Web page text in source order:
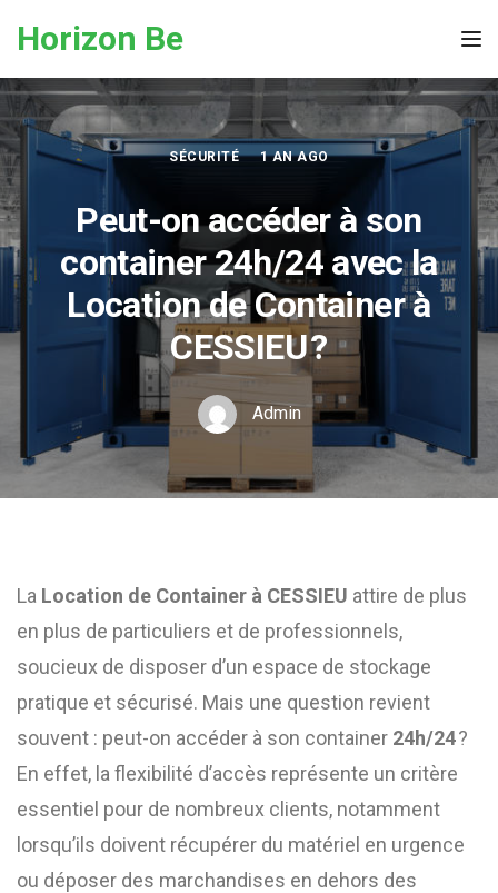
Horizon Be
SÉCURITÉ 1 AN AGO
Peut-on accéder à son
container 24h/24 avec la
Location de Container à
CESSIEU ?
Admin
La Location de Container à CESSIEU attire de plus
en plus de particuliers et de professionnels,
soucieux de disposer d’un espace de stockage
pratique et sécurisé. Mais une question revient
souvent : peut-on accéder à son container 24h/24?
En effet, la flexibilité d’accès représente un critère
essentiel pour de nombreux clients, notamment
lorsqu’ils doivent récupérer du matériel en urgence
ou déposer des marchandises en dehors des